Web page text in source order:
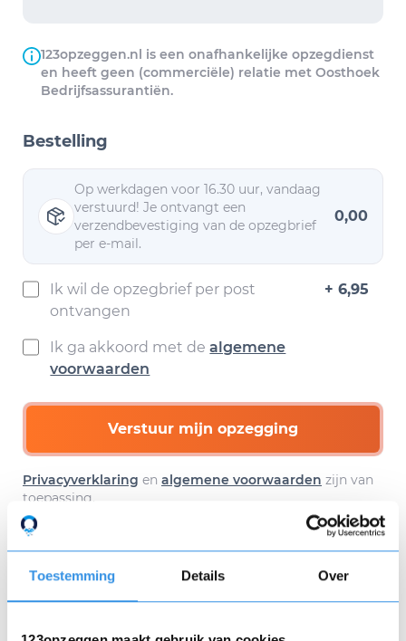
Toestemming Details Over
123opzeggen.nl is een onafhankelijke opzegdienst
en heeft geen (commerciële) relatie met Oosthoek
Bedrijfsassurantiën.
Bestelling
Op werkdagen voor 16.30 uur, vandaag
verstuurd! Je ontvangt een
verzendbevestiging van de opzegbrief
per e-mail.
0,00
Ik wil de opzegbrief per post
ontvangen
+ 6,95
Ik ga akkoord met dealgemene
voorwaarden
Verstuur mijn opzegging
Privacyverklaring en algemene voorwaarden zijn van
toepassing.
Download hier gratis je
opzegbrief